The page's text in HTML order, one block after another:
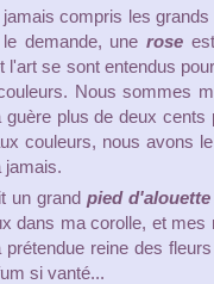
compris les
demande, une rose
l'art se sont entendus
Nous sommes
plus de deux cents
couleurs, nous avons
jamais.
un grand pied d'alouette
dans ma corolle, et
prétendue reine des
si vanté...